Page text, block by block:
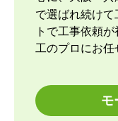
で選ばれ続けて
トで工事依頼
工のプロにお任
モ